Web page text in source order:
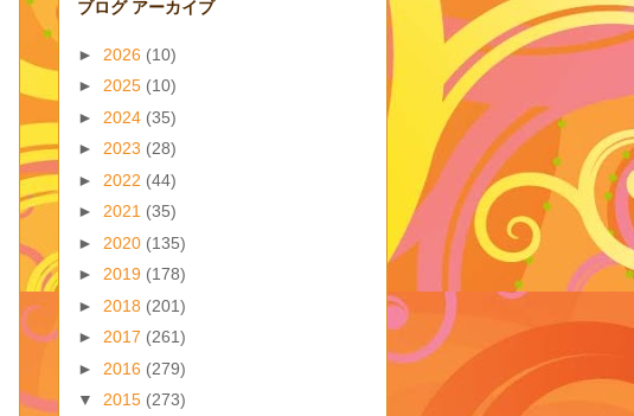
ブログ アーカイブ
► 2026 (10)
► 2025 (10)
► 2024 (35)
► 2023 (28)
► 2022 (44)
► 2021 (35)
► 2020 (135)
► 2019 (178)
► 2018 (201)
► 2017 (261)
► 2016 (279)
▼ 2015 (273)